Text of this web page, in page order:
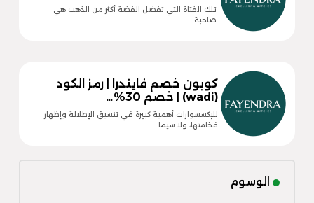
تلك الفتاة التي تفضل الفضة أكثر من الذهب هي
صاحبة…
كوبون خصم فايندرا | رمز الكود
(wadi) | خصم 30%…
للإكسسوارات أهمية كبيرة في تنسيق الإطلالة وإظهار
فخامتها، ولا سيما…
الوسوم